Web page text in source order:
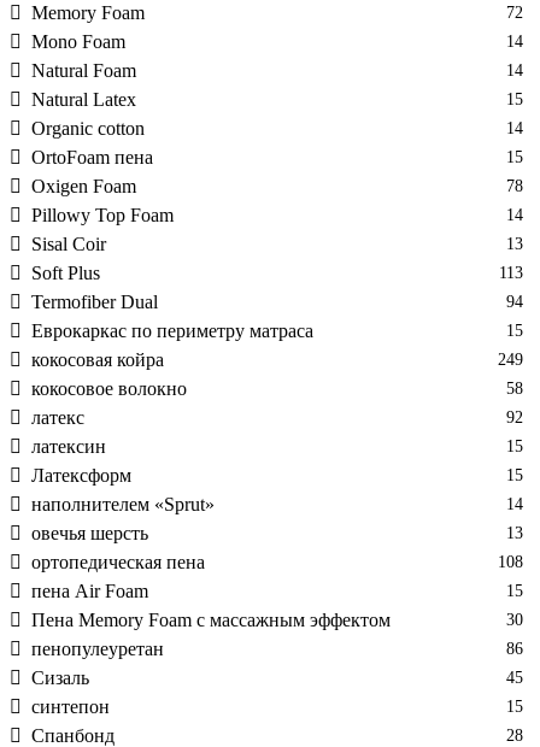
Memory Foam 72
Mono Foam 14
Natural Foam 14
Natural Latex 15
Organic cotton 14
OrtoFoam пена 15
Oxigen Foam 78
Pillowy Top Foam 14
Sisal Coir 13
Soft Plus 113
Termofiber Dual 94
Еврокаркас по периметру матраса 15
кокосовая койра 249
кокосовое волокно 58
латекс 92
латексин 15
Латексформ 15
наполнителем «Sprut» 14
овечья шерсть 13
ортопедическая пена 108
пена Air Foam 15
Пена Memory Foam с массажным эффектом 30
пенопулеуретан 86
Сизаль 45
синтепон 15
Спанбонд 28